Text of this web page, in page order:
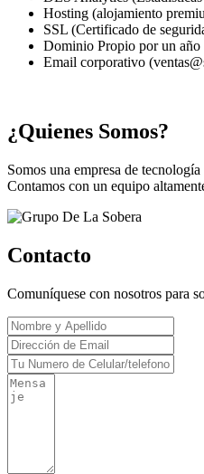
Hosting (alojamiento
SSL (Certificado de
Dominio Propio por un
Email corporativo
¿Quienes Somos?
Somos una empresa de tecnología
Contamos con un equipo
Contacto
Comuníquese con nosotros para